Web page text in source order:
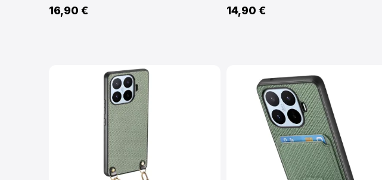
16,90 € 14,90 €